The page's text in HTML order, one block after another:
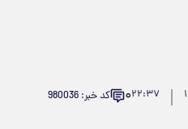
۲۲:۳۷۰ کد خبر: 980036